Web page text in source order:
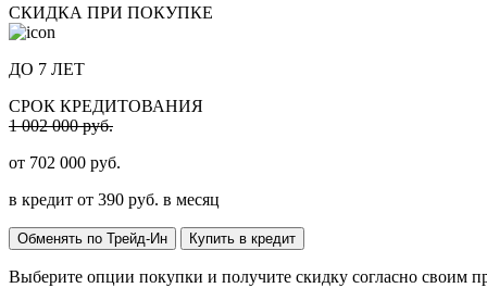
СКИДКА ПРИ ПОКУПКЕ
ДО 7 ЛЕТ
СРОК КРЕДИТОВАНИЯ
1 002 000 руб.
от 702 000 руб.
в кредит от 390 руб. в месяц
Обменять по Трейд-Ин Купить в кредит
Выберите опции покупки и получите скидку согласно своим